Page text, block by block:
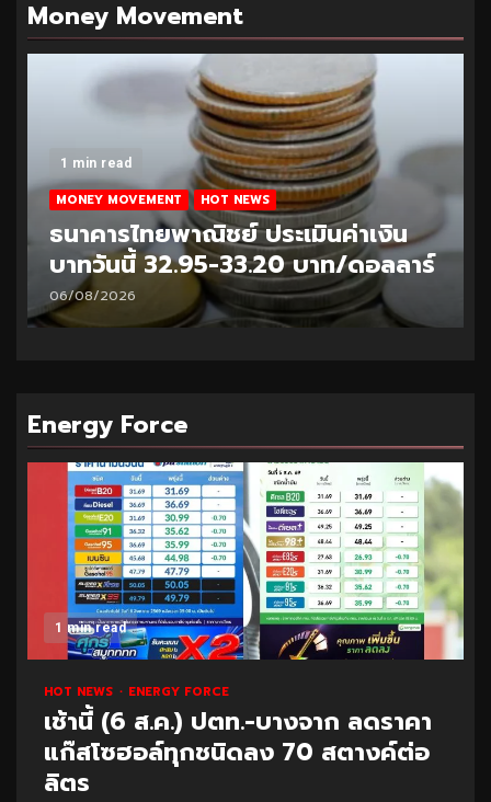
Money Movement
1 min read
MONEY MOVEMENT HOT NEWS
ธนาคารไทยพาณิชย์ ประเมินค่าเงิน
บาทวันนี้ 32.95-33.20 บาท/ดอลลาร์
06/08/2026
Energy Force
1 min read
HOT NEWS ENERGY FORCE
เช้านี้ (6 ส.ค.) ปตท.-บางจาก ลดราคา
แก๊สโซฮอล์ทุกชนิดลง 70 สตางค์ต่อ
ลิตร